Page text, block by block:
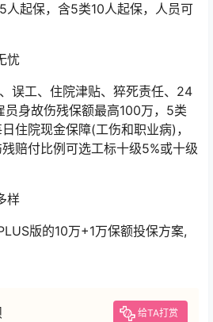
人起保，含5类10人起保，人员可
忧
误工、住院津贴、猝死责任、24
身故伤残保额最高100万，5类
住院现金保障(工伤和职业病)，
赔付比例可选工标十级5%或十级
样
版的10万+1万保额投保方案,
给TA打赏